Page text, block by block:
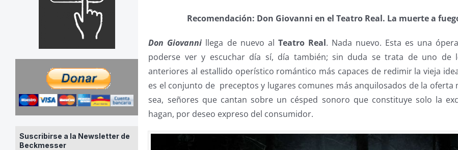
Suscribirse a la Newsletter de
Beckmesser
Recomendación: Don Giovanni en el Teatro Real. La muerte a
Don Giovanni llega de nuevo al Teatro Real. Nada nuevo. Esta es una
poderse ver y escuchar día sí, día también; sin duda se trata de uno de
anteriores al estallido operístico romántico más capaces de redimir la vieja
es el conjunto de preceptos y lugares comunes más anquilosados de la oferta
sea, señores que cantan sobre un césped sonoro que constituye solo la
hagan, por deseo expreso del consumidor.